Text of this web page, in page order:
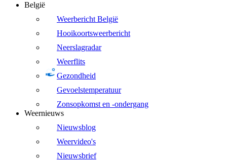
België
Weerbericht België
Hooikoortsweerbericht
Neerslagradar
Weerflits
Gezondheid
Gevoelstemperatuur
Zonsopkomst en -ondergang
Weernieuws
Nieuwsblog
Weervideo's
Nieuwsbrief